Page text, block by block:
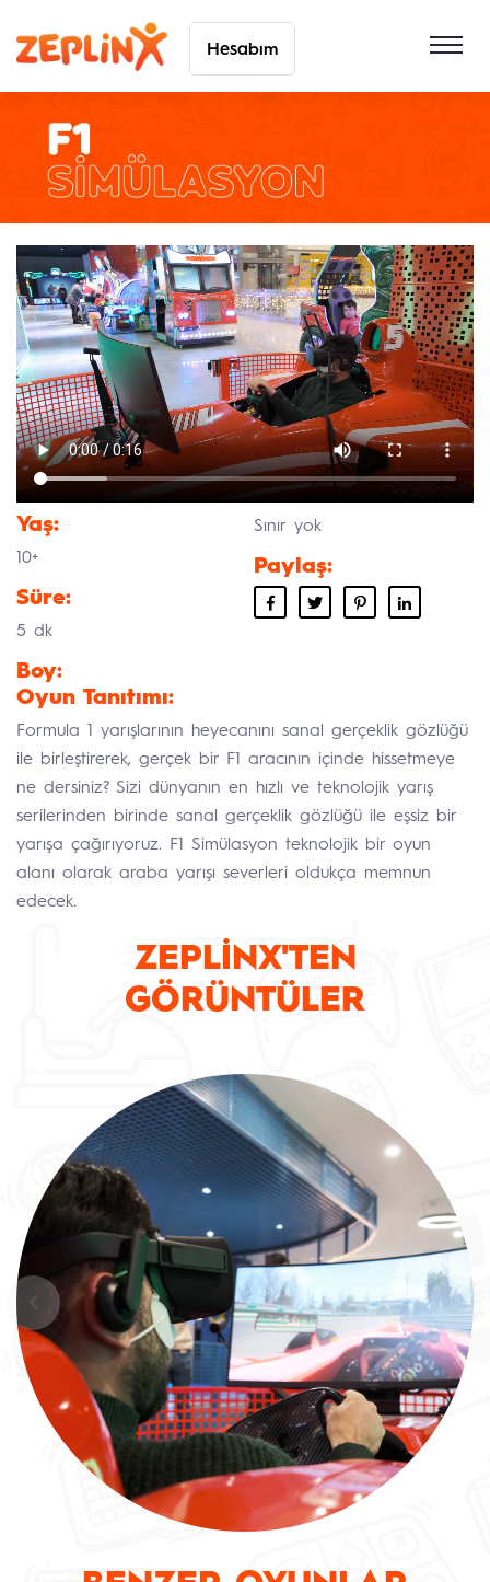
Hesabım
Yaş:
10+
Süre:
5 dk
Boy:
Sınır yok
Paylaş:
Oyun Tanıtımı:
Formula 1 yarışlarının heyecanını sanal gerçeklik gözlüğü
ile birleştirerek, gerçek bir F1 aracının içinde hissetmeye
ne dersiniz? Sizi dünyanın en hızlı ve teknolojik yarış
serilerinden birinde sanal gerçeklik gözlüğü ile eşsiz bir
yarışa çağırıyoruz. F1 Simülasyon teknolojik bir oyun
alanı olarak araba yarışı severleri oldukça memnun
edecek.
ZEPLİNX'TEN
GÖRÜNTÜLER